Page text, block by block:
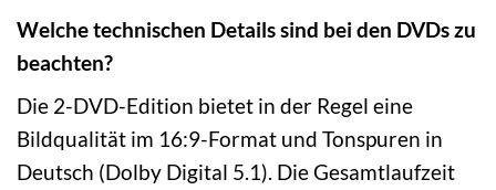
Welche technischen Details sind bei den DVDs zu
beachten?
Die 2-DVD-Edition bietet in der Regel eine
Bildqualität im 16:9-Format und Tonspuren in
Deutsch (Dolby Digital 5.1). Die Gesamtlaufzeit